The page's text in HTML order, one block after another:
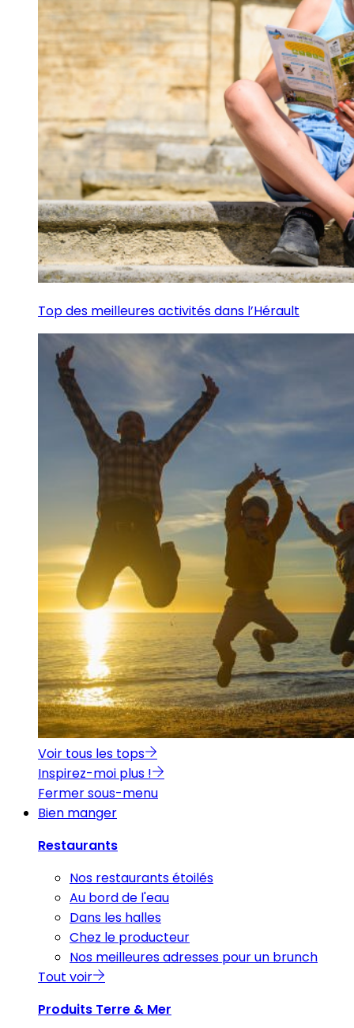
Top des meilleures activités dans l’Hérault
Voir tous les tops
Inspirez-moi plus !
Fermer sous-menu
Bien manger
Restaurants
Nos restaurants étoilés
Au bord de l'eau
Dans les halles
Chez le producteur
Nos meilleures adresses pour un brunch
Tout voir
Produits Terre & Mer